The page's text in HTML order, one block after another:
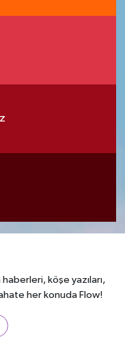
köşe yazıları,
her konuda Flow!